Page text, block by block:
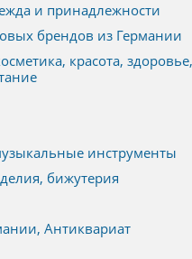
и принадлежности
брендов из Германии
красота, здоровье,
инструменты
бижутерия
Антиквариат